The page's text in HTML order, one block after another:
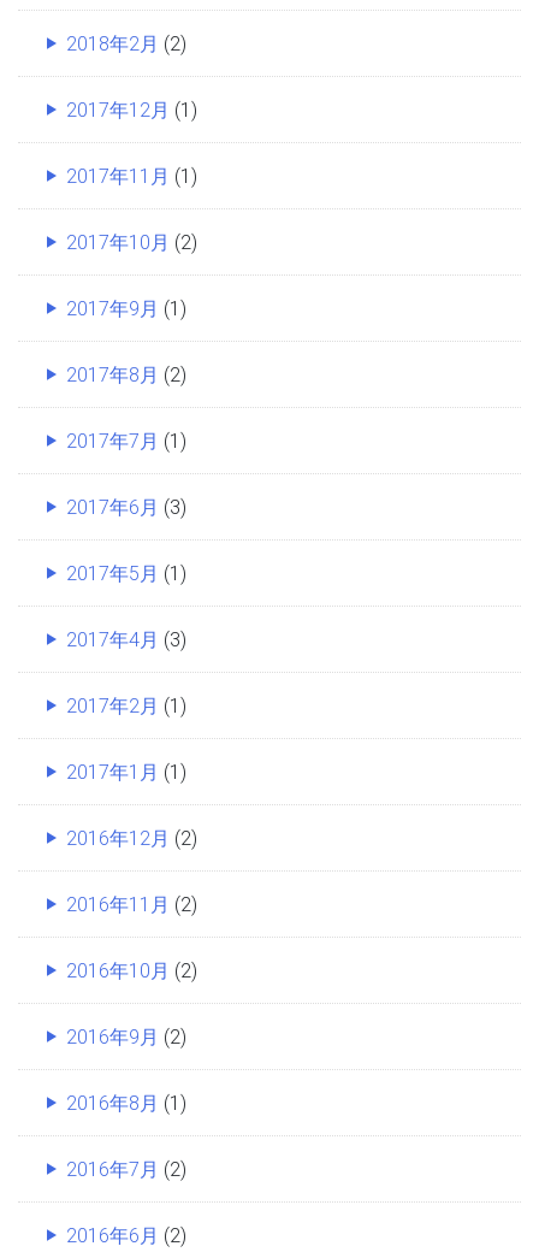
2018年2月 (2)
2017年12月 (1)
2017年11月 (1)
2017年10月 (2)
2017年9月 (1)
2017年8月 (2)
2017年7月 (1)
2017年6月 (3)
2017年5月 (1)
2017年4月 (3)
2017年2月 (1)
2017年1月 (1)
2016年12月 (2)
2016年11月 (2)
2016年10月 (2)
2016年9月 (2)
2016年8月 (1)
2016年7月 (2)
2016年6月 (2)